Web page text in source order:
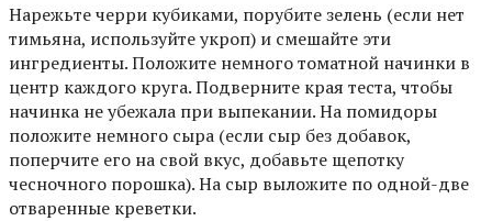
Нарежьте черри кубиками, порубите зелень (если нет
тимьяна, используйте укроп) и смешайте эти
ингредиенты. Положите немного томатной начинки в
центр каждого круга. Подверните края теста, чтобы
начинка не убежала при выпекании. На помидоры
положите немного сыра (если сыр без добавок,
поперчите его на свой вкус, добавьте щепотку
чесночного порошка). На сыр выложите по одной-две
отваренные креветки.